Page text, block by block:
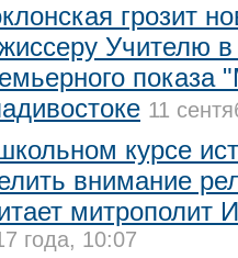
грозит
Учителю
показа
11
курсе
внимание
митрополит
года, 10:07